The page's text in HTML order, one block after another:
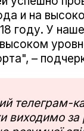
и на
году. У
–
телеграм-
виходимо за